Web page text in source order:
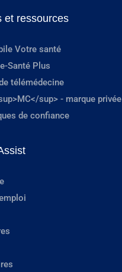
et ressources
Votre santé
Santé Plus
télémédecine
sup> - marque privée
de confiance